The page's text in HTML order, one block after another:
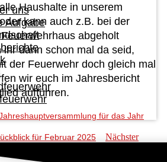
uns
Aufgabe
Haushalte in unserem
kann auch z.B. bei der
abgeholt
dann schon mal da seid,
der Feuerwehr doch gleich mal
wir euch im Jahresbericht
aufführen.
für das Jahr
für Februar 2025 Nächster